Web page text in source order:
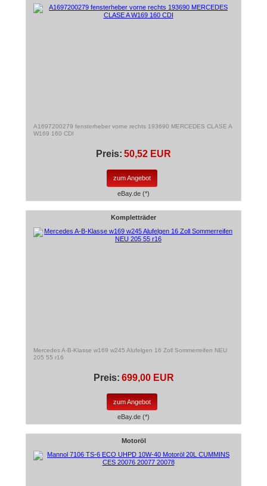
A1697200279 fensterheber vorne rechts 193690 MERCEDES CLASE A
W169 160 CDI
Preis: 50,52 EUR
zum Angebot
eBay.de (*)
Kompletträder
Mercedes A-B-Klasse w169 w245 Alufelgen 16 Zoll Sommerreifen NEU
205 55 r16
Preis: 699,00 EUR
zum Angebot
eBay.de (*)
Motoröl